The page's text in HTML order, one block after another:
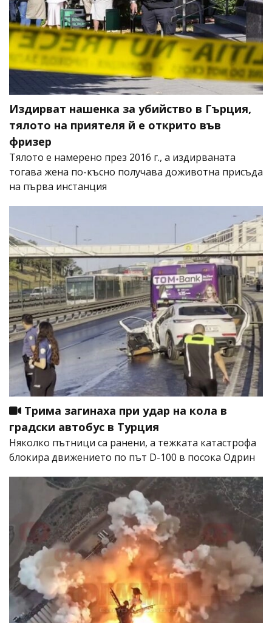
Издирват нашенка за убийство в Гърция,
тялото на приятеля й е открито във
фризер
Тялото е намерено през 2016 г., а издирваната
тогава жена по-късно получава доживотна присъда
на първа инстанция
Трима загинаха при удар на кола в
градски автобус в Турция
Няколко пътници са ранени, а тежката катастрофа
блокира движението по път D-100 в посока Одрин